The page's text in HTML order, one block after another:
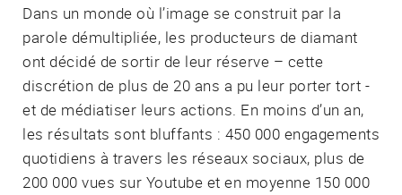
Dans un monde où l’image se construit par la
parole démultipliée, les producteurs de diamant
ont décidé de sortir de leur réserve – cette
discrétion de plus de 20 ans a pu leur porter tort -
et de médiatiser leurs actions. En moins d’un an,
les résultats sont bluffants : 450 000 engagements
quotidiens à travers les réseaux sociaux, plus de
200 000 vues sur Youtube et en moyenne 150 000